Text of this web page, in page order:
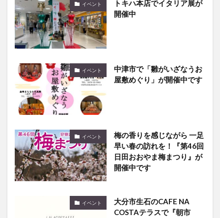
イベント
トキハ本店でイタリア展が
開催中
イベント
中津市で「雛がいざなうお
屋敷めぐり」が開催中です
イベント
梅の香りを感じながら 一足
早い春の訪れを！『第46回
日田おおやま梅まつり』が
開催中です
イベント
大分市生石のCAFE NA
COSTAテラスで『朝市